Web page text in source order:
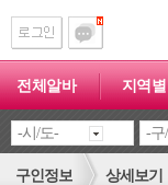
전체알바 지역별
구인정보 상세보기